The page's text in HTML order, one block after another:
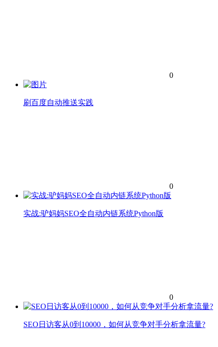
0
刷百度自动推送实践
0
实战:驴妈妈SEO全自动内链系统Python版
0
SEO日访客从0到10000，如何从竞争对手分析拿流量?